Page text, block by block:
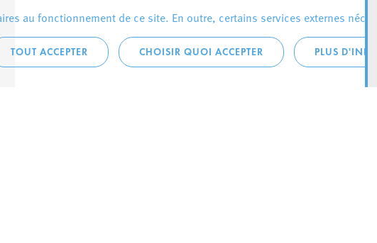
au fonctionnement de ce site. En outre, certains services externes
TOUT ACCEPTER CHOISIR QUOI ACCEPTER PLUS